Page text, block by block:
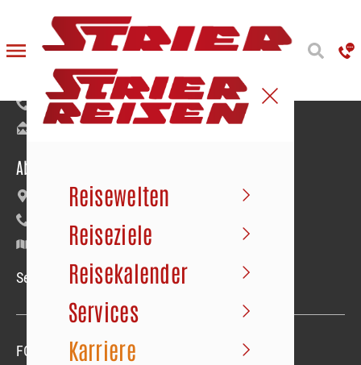
Reisewelten
Reiseziele
Reisekalender
Services
Karriere
Reiseanmeldung
Bäumerstraße 9–11 | 49477 Ibbenbüren
+49 5451 91020
info@strier.de
Abfahrt der Busse
Maybachstraße 22 | Gewerbegebiet Süd
Google Maps
Service-Hotline Mo.–Fr. 09.00–18.00 Uhr
FOLGEN SIE UNS Folgen sie unsFolgen sie uns